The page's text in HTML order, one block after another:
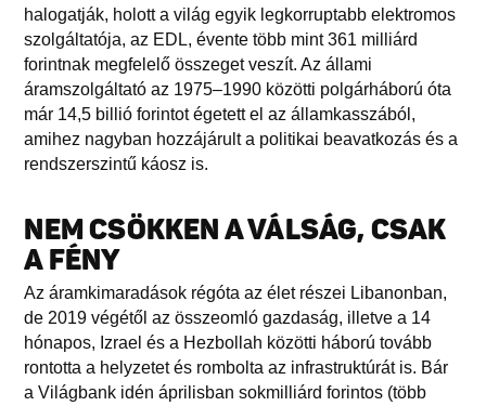
halogatják, holott a világ egyik legkorruptabb elektromos
szolgáltatója, az EDL, évente több mint 361 milliárd
forintnak megfelelő összeget veszít. Az állami
áramszolgáltató az 1975–1990 közötti polgárháború óta
már 14,5 billió forintot égetett el az államkasszából,
amihez nagyban hozzájárult a politikai beavatkozás és a
rendszerszintű káosz is.
NEM CSÖKKEN A VÁLSÁG, CSAK
A FÉNY
Az áramkimaradások régóta az élet részei Libanonban,
de 2019 végétől az összeomló gazdaság, illetve a 14
hónapos, Izrael és a Hezbollah közötti háború tovább
rontotta a helyzetet és rombolta az infrastruktúrát is. Bár
a Világbank idén áprilisban sokmilliárd forintos (több